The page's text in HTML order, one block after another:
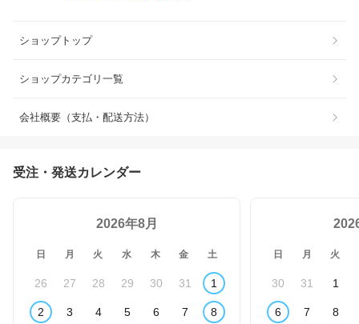
ショップトップ
ショップカテゴリ一覧
会社概要（支払・配送方法）
受注・発送カレンダー
2026年8月
日 月 火 水 木 金 土
26 27 28 29 30 31 1
2 3 4 5 6 7 8
日 月 火
30 31 1
6 7 8